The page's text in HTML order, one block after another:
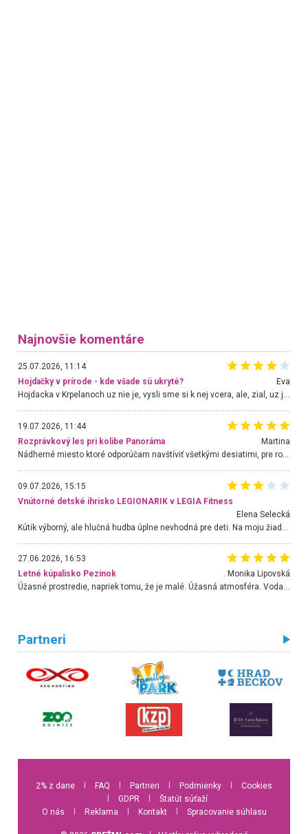
Najnovšie komentáre
25.07.2026, 11:14
Hojdačky v prírode - kde všade sú ukryté?
Eva
Hojdacka v Krpelanoch uz nie je, vysli sme si k nej vcera, ale, zial, uz je znicena. Ak sem planujete cestu len kvoli hojdacke, mozete si ju usetrit. Krasny vyhlad je tu vsak aj bez hojdacky :-)
19.07.2026, 11:44
Rozprávkový les pri kolibe Panoráma
Martina
Nádherné miesto ktoré odporúčam navštíviť všetkými desiatimi, pre rodiny s deťmi, dôchodcom... Proste a jednoducho ozaj rozprávkový les.. určite ešte prídeme. Odniesli sme si na pamiatku krásne tričká,
09.07.2026, 15:15
Vnútorné detské ihrisko LEGIONARIK v LEGIA Fitness
Elena Selecká
27.06.2026, 16:53
Letné kúpalisko Pezinok
. Monika Lipovská
Úžasné prostredie, napriek tomu, že je malé. Úžasná atmosféra. Voda fantastická a nádherná. Ľudí je pomerne veľa, ale su mili a ohľaduplní. Je veľmi zaujímavé sledovať, ako dokážu spolu športovať cudzí ľudia a bez ohľadu na vek. Vládne tu pohoda. Vnuka neviem dostať z vody. Ďakujem za krásny deň . Urcite sa sem vrátim. Jediný problém je s parkovaním, ale aj ten sa mi podarilo vyriešiť. Monika Bratislava
Partneri
2% z dane FAQ Partneri Podmienky
Cookies
GDPR
Štatút súťaží
O nás
Reklama Kontakt Spracovanie súhlasu